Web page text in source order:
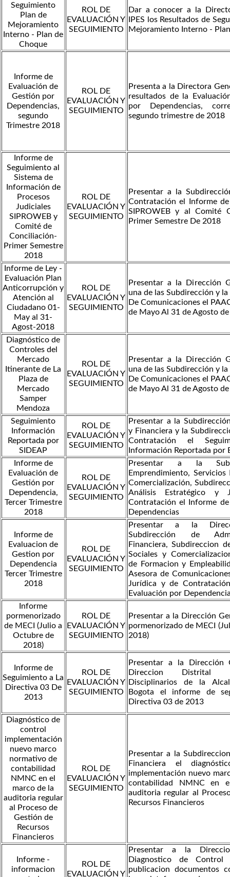
Seguimiento
Plan de
Mejoramiento
Interno - Plan de
Choque
ROL DE
EVALUACIÓN Y
SEGUIMIENTO
Dar a conocer a la
IPES los Resultados de
Mejoramiento Interno -
Informe de
Evaluación de
Gestión por
Dependencias,
segundo
Trimestre 2018
ROL DE
EVALUACIÓN Y
SEGUIMIENTO
Presenta a la Directora
resultados de la
por Dependencias,
segundo trimestre de 2018
Informe de
Seguimiento al
Sistema de
Información de
Procesos
Judiciales
SIPROWEB y
Comité de
Conciliación-
Primer Semestre
2018
ROL DE
EVALUACIÓN Y
SEGUIMIENTO
Presentar a la
Contratación el Informe
SIPROWEB y al Comité
Primer Semestre De 2018
Informe de Ley -
Evaluación Plan
Anticorrupción y
Atención al
Ciudadano 01-
May al 31-
Agost-2018
ROL DE
EVALUACIÓN Y
SEGUIMIENTO
Presentar a la Dirección
una de las Subdirección y
De Comunicaciones el
de Mayo Al 31 de Agosto
Diagnóstico de
Controles del
Mercado
Itinerante de La
Plaza de
Mercado
Samper
Mendoza
ROL DE
EVALUACIÓN Y
SEGUIMIENTO
Presentar a la Dirección
una de las Subdirección y
De Comunicaciones el
de Mayo Al 31 de Agosto
Seguimiento
Información
Reportada por
SIDEAP
ROL DE
EVALUACIÓN Y
SEGUIMIENTO
Presentar a la
y Financiera y la
Contratación el
Información Reportada por
Informe de
Evaluación de
Gestión por
Dependencia,
Tercer Trimestre
2018
ROL DE
EVALUACIÓN Y
SEGUIMIENTO
Presentar a la
Emprendimiento, Servicios
Comercialización,
Análisis Estratégico y
Contratación el Informe
Dependencias
Informe de
Evaluacion de
Gestion por
Dependencia
Tercer Trimestre
2018
ROL DE
EVALUACIÓN Y
SEGUIMIENTO
Presentar a la
Subdirección de
Financiera, Subdireccion
Sociales y
de Formacion y
Asesora de
Jurídica y de
Evaluación por
Informe
pormenorizado
de MECI (Julio a
Octubre de
2018)
ROL DE
EVALUACIÓN Y
SEGUIMIENTO
Presentar a la Dirección
pormenorizado de MECI
2018)
Informe de
Seguimiento a La
Directiva 03 De
2013
ROL DE
EVALUACIÓN Y
SEGUIMIENTO
Presentar a la Dirección
Direccion Distrital
Disciplinarios de la
Bogota el informe de
Directiva 03 de 2013
Diagnóstico de
control
implementación
nuevo marco
normativo de
contabilidad
NMNC en el
marco de la
auditoria regular
al Proceso de
Gestión de
Recursos
Financieros
ROL DE
EVALUACIÓN Y
SEGUIMIENTO
Presentar a la
Financiera el
implementación nuevo
contabilidad NMNC en
auditoria regular al
Recursos Financieros
Informe -
informacion
ROL DE
EVALUACIÓN Y
Presentar a la
Diagnostico de Control
publicacion documentos